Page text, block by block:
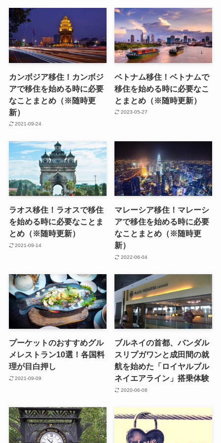
カンボジア移住！カンボジ
アで移住を始める時に必要
なことまとめ（※随時更
新）
2021-09-24
ベトナム移住！ベトナムで
移住を始める時に必要なこ
とまとめ（※随時更新）
2023-05-27
ラオス移住！ラオスで移住
を始める時に必要なことま
とめ（※随時更新）
2021-09-14
マレーシア移住！マレーシ
アで移住を始める時に必要
なことまとめ（※随時更
新）
2022-06-04
プーケットのおすすめグル
メレストラン10選！各国料
理が目白押し
2021-09-09
ブルネイの首都、バンダル
スリプガワンと成田間の就
航を始めた「ロイヤルブル
ネイエアライン」搭乗体験
2020-06-08